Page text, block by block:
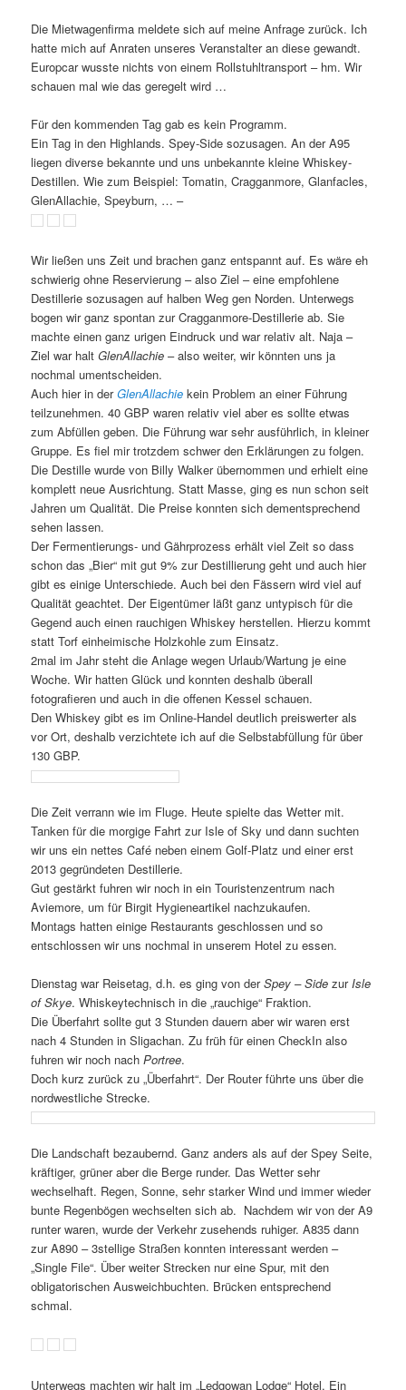
Die Mietwagenfirma meldete sich auf meine Anfrage zurück. Ich
hatte mich auf Anraten unseres Veranstalter an diese gewandt.
Europcar wusste nichts von einem Rollstuhltransport – hm. Wir
schauen mal wie das geregelt wird …
Für den kommenden Tag gab es kein Programm.
Ein Tag in den Highlands. Spey-Side sozusagen. An der A95
liegen diverse bekannte und uns unbekannte kleine Whiskey-
Destillen. Wie zum Beispiel: Tomatin, Cragganmore, Glanfacles,
GlenAllachie, Speyburn, … –
Wir ließen uns Zeit und brachen ganz entspannt auf. Es wäre eh
schwierig ohne Reservierung – also Ziel – eine empfohlene
Destillerie sozusagen auf halben Weg gen Norden. Unterwegs
bogen wir ganz spontan zur Cragganmore-Destillerie ab. Sie
machte einen ganz urigen Eindruck und war relativ alt. Naja –
Ziel war haltGlenAllachie – also weiter, wir könnten uns ja
nochmal umentscheiden.
Auch hier in derGlenAllachie kein Problem an einer Führung
teilzunehmen. 40 GBP waren relativ viel aber es sollte etwas
zum Abfüllen geben. Die Führung war sehr ausführlich, in kleiner
Gruppe. Es fiel mir trotzdem schwer den Erklärungen zu folgen.
Die Destille wurde von Billy Walker übernommen und erhielt eine
komplett neue Ausrichtung. Statt Masse, ging es nun schon seit
Jahren um Qualität. Die Preise konnten sich dementsprechend
sehen lassen.
Der Fermentierungs- und Gährprozess erhält viel Zeit so dass
schon das „Bier“ mit gut 9% zur Destillierung geht und auch hier
gibt es einige Unterschiede. Auch bei den Fässern wird viel auf
Qualität geachtet. Der Eigentümer läßt ganz untypisch für die
Gegend auch einen rauchigen Whiskey herstellen. Hierzu kommt
statt Torf einheimische Holzkohle zum Einsatz.
2mal im Jahr steht die Anlage wegen Urlaub/Wartung je eine
Woche. Wir hatten Glück und konnten deshalb überall
fotografieren und auch in die offenen Kessel schauen.
Den Whiskey gibt es im Online-Handel deutlich preiswerter als
vor Ort, deshalb verzichtete ich auf die Selbstabfüllung für über
130 GBP.
Die Zeit verrann wie im Fluge. Heute spielte das Wetter mit.
Tanken für die morgige Fahrt zur Isle of Sky und dann suchten
wir uns ein nettes Café neben einem Golf-Platz und einer erst
2013 gegründeten Destillerie.
Gut gestärkt fuhren wir noch in ein Touristenzentrum nach
Aviemore, um für Birgit Hygieneartikel nachzukaufen.
Montags hatten einige Restaurants geschlossen und so
entschlossen wir uns nochmal in unserem Hotel zu essen.
Dienstag war Reisetag, d.h. es ging von derSpey – Side zurIsle
of Skye. Whiskeytechnisch in die „rauchige“ Fraktion.
Die Überfahrt sollte gut 3 Stunden dauern aber wir waren erst
nach 4 Stunden in Sligachan. Zu früh für einen CheckIn also
fuhren wir noch nachPortree.
Doch kurz zurück zu „Überfahrt“. Der Router führte uns über die
nordwestliche Strecke.
Die Landschaft bezaubernd. Ganz anders als auf der Spey Seite,
kräftiger, grüner aber die Berge runder. Das Wetter sehr
wechselhaft. Regen, Sonne, sehr starker Wind und immer wieder
bunte Regenbögen wechselten sich ab. Nachdem wir von der A9
runter waren, wurde der Verkehr zusehends ruhiger. A835 dann
zur A890 – 3stellige Straßen konnten interessant werden –
„Single File“. Über weiter Strecken nur eine Spur, mit den
obligatorischen Ausweichbuchten. Brücken entsprechend
schmal.
Unterwegs machten wir halt im „Ledgowan Lodge“ Hotel. Ein